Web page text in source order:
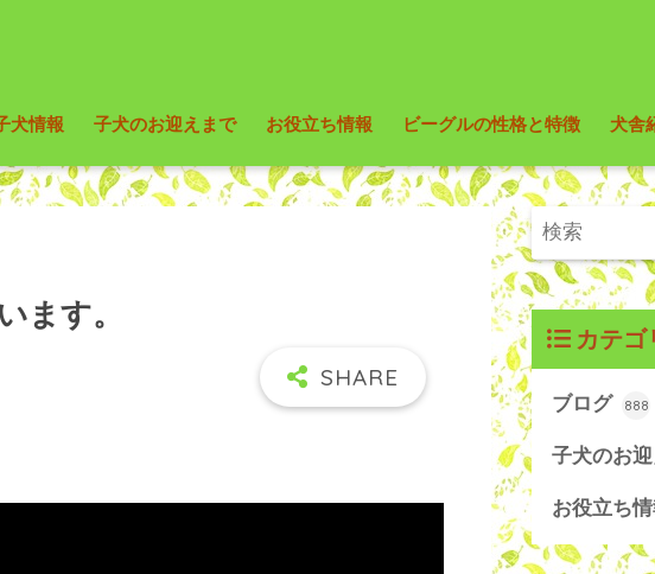
犬情報 子犬のお迎えまで お役立ち情報 ビーグルの性格と特徴 犬舎
ます。
カテゴ
ブログ 888
子犬のお
お役立ち